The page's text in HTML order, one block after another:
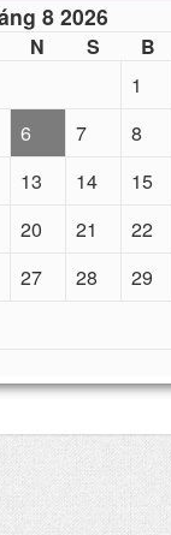
8 2026
N S B
1
6 7 8
13 14 15
20 21 22
27 28 29